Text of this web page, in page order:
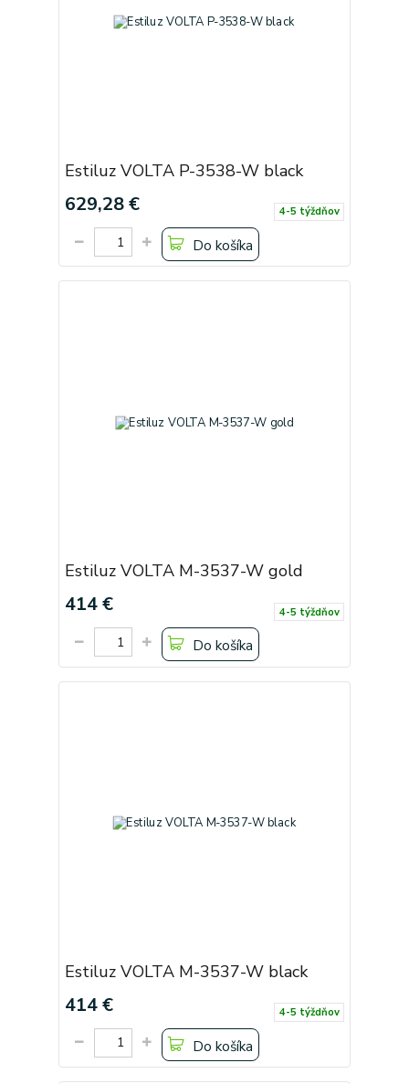
Estiluz VOLTA P-3538-W black
629,28 € 4-5 týždňov
Do košíka
Estiluz VOLTA M-3537-W gold
414 € 4-5 týždňov
Do košíka
Estiluz VOLTA M-3537-W black
414 € 4-5 týždňov
Do košíka